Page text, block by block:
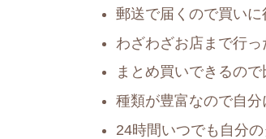
郵送で届くので買い
わざわざお店まで行
まとめ買いできるの
種類が豊富なので自
24時間いつでも自分